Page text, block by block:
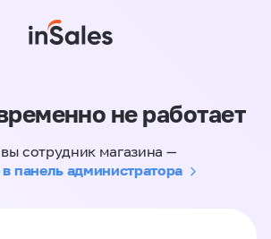
не работает
сотрудник магазина —
панель администратора